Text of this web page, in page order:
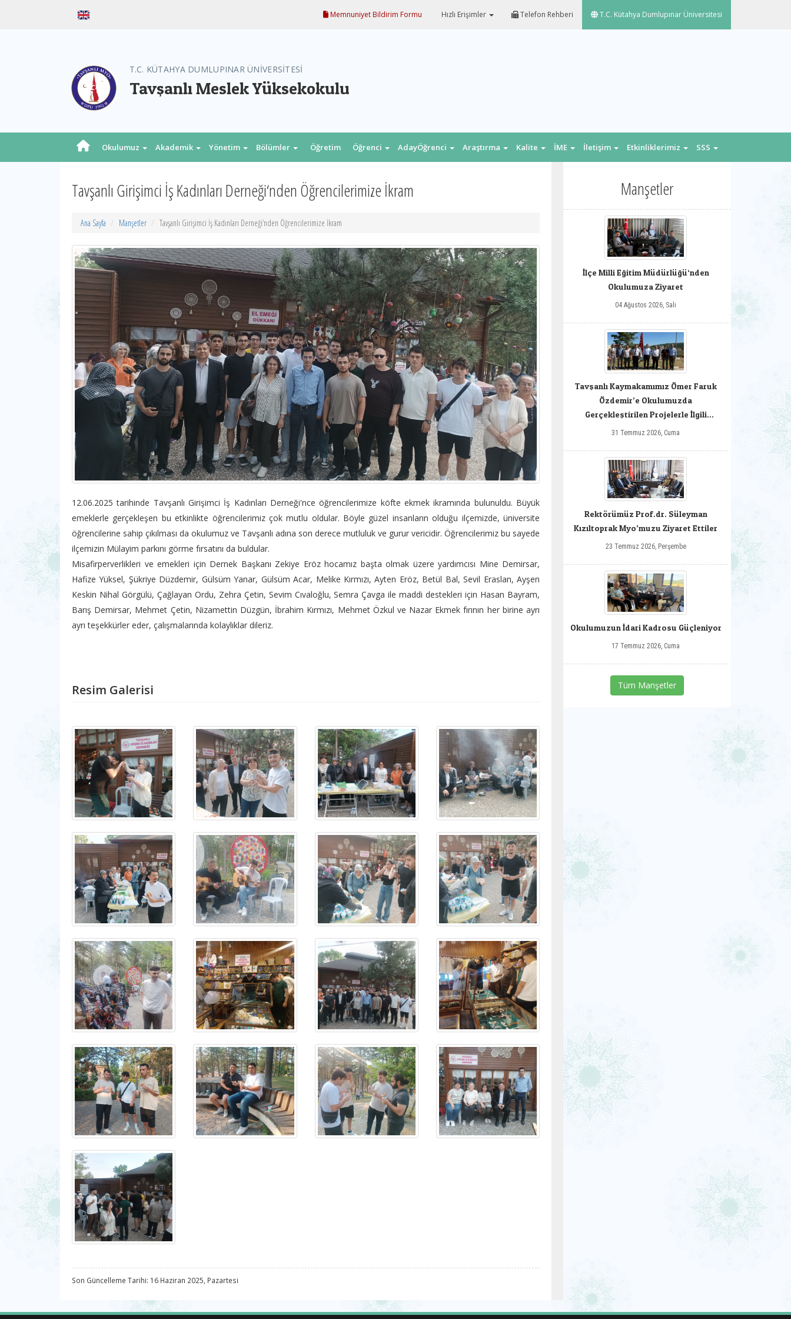
Memnuniyet Bildirim Formu Hızlı Erişimler Telefon Rehberi T.C. Kütahya Dumlupınar Üniversitesi
T.C. KÜTAHYA DUMLUPINAR ÜNİVERSİTESİ
Tavşanlı Meslek Yüksekokulu
Okulumuz Akademik Yönetim Bölümler Öğretim Öğrenci AdayÖğrenci Araştırma Kalite İME İletişim Etkinliklerimiz SSS
Tavşanlı Girişimci İş Kadınları Derneği‘nden Öğrencilerimize İkram
Ana Sayfa Manşetler Tavşanlı Girişimci İş Kadınları Derneği‘nden Öğrencilerimize İkram
12.06.2025 tarihinde Tavşanlı Girişimci İş Kadınları Derneği'nce öğrencilerimize köfte ekmek ikramında bulunuldu. Büyük
emeklerle gerçekleşen bu etkinlikte öğrencilerimiz çok mutlu oldular. Böyle güzel insanların olduğu ilçemizde, üniversite
öğrencilerine sahip çıkılması da okulumuz ve Tavşanlı adına son derece mutluluk ve gurur vericidir. Öğrencilerimiz bu sayede
ilçemizin Mülayim parkını görme fırsatını da buldular.
Misafirperverlikleri ve emekleri için Dernek Başkanı Zekiye Eröz hocamız başta olmak üzere yardımcısı Mine Demirsar,
Hafize Yüksel, Şükriye Düzdemir, Gülsüm Yanar, Gülsüm Acar, Melike Kırmızı, Ayten Eröz, Betül Bal, Sevil Eraslan, Ayşen
Keskin Nihal Görgülü, Çağlayan Ordu, Zehra Çetin, Sevim Cıvaloğlu, Semra Çavga ile maddi destekleri için Hasan Bayram,
Barış Demirsar, Mehmet Çetin, Nizamettin Düzgün, İbrahim Kırmızı, Mehmet Özkul ve Nazar Ekmek fırının her birine ayrı
ayrı teşekkürler eder, çalışmalarında kolaylıklar dileriz.
Resim Galerisi
Son Güncelleme Tarihi: 16 Haziran 2025, Pazartesi
Manşetler
İlçe Milli Eğitim Müdürlüğü‘nden
Okulumuza Ziyaret
04 Ağustos 2026, Salı
Tavşanlı Kaymakamımız Ömer Faruk
Özdemir’e Okulumuzda
Gerçekleştirilen Projelerle İlgili
Bilgilendirme Yapıldı
31 Temmuz 2026, Cuma
Rektörümüz Prof.dr. Süleyman
Kızıltoprak Myo’muzu Ziyaret Ettiler
23 Temmuz 2026, Perşembe
Okulumuzun İdari Kadrosu Güçleniyor
17 Temmuz 2026, Cuma
Tüm Manşetler